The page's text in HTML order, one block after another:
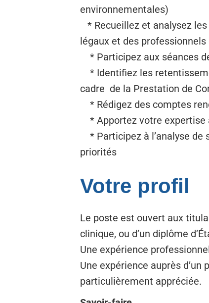
environnementales)
* Recueillez et analysez
légaux et des professionnels
* Participez aux séances
* Identifiez les
cadre de la Prestation de
* Rédigez des comptes
* Apportez votre expertise
* Participez à l’analyse de
priorités
Votre profil
Le poste est ouvert aux
clinique, ou d’un diplôme
Une expérience
Une expérience auprès
particulièrement appréciée.